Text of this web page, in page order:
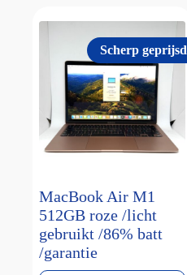
Scherp geprijsd
MacBook Air M1
512GB roze /licht
gebruikt /86% batt
/garantie